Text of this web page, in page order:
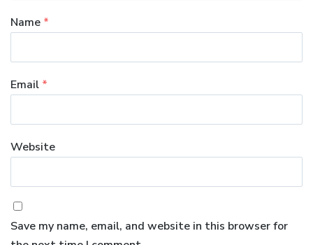
Name *
Email *
Website
Save my name, email, and website in this browser for